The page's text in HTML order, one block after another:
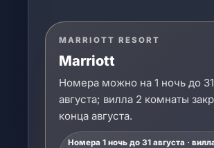
MARRIOTT RESORT
Marriott
Номера можно на 1 ночь до 31
августа; вилла 2 комнаты
конца августа.
Номера 1 ночь до 31 августа ·